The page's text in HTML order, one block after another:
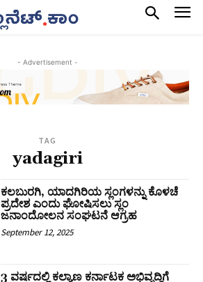
- Advertisement -
TAG
yadagiri
ಕಲಬುರಗಿ, ಯಾದಗಿರಿಯ ಸ್ಲಂಗಳನ್ನು ಕೊಳಚೆ
ಪ್ರದೇಶ ಎಂದು ಘೋಷಿಸಲು ಸ್ಲಂ
ಜನಾಂದೋಲನ ಸಂಘಟನೆ ಆಗ್ರಹ
September 12, 2025
3 ವರ್ಷದಲ್ಲಿ ಕಲ್ಯಾಣ ಕರ್ನಾಟಕ ಅಭಿವೃದ್ದಿಗೆ